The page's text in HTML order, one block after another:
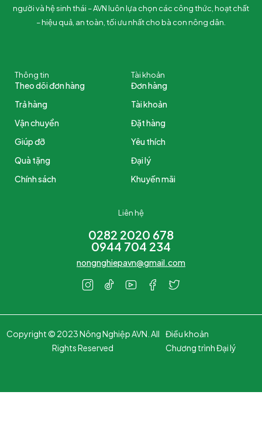
người và hệ sinh thái – AVN luôn lựa chọn các công thức, hoạt chất
– hiệu quả, an toàn, tối ưu nhất cho bà con nông dân.
Thông tin
Theo dõi đơn hàng
Trả hàng
Vận chuyển
Giúp đỡ
Quà tặng
Chính sách
Tài khoản
Đơn hàng
Tài khoản
Đặt hàng
Yêu thích
Đại lý
Khuyến mãi
Liên hệ
0282 2020 678
0944 704 234
nongnghiepavn@gmail.com
Copyright © 2023 Nông Nghiệp AVN. All
Rights Reserved
Điều khoản
Chương trình Đại lý